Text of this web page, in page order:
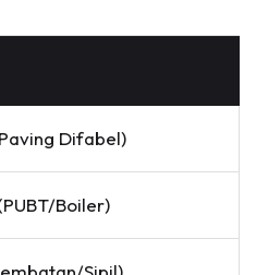
Difabel)
Boiler)